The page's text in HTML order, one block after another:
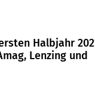
Halbjahr
Lenzing und